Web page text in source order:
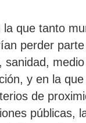
que tanto
perder
y en la
de
públicas,